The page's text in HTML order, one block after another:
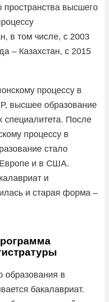
пространства высшего
в том числе, с 2003
– Казахстан, с 2015
процессу в
высшее образование
специалитета. После
процессу в
стало
Европе и в США.
и
и старая форма –
образования в
бакалавриат.